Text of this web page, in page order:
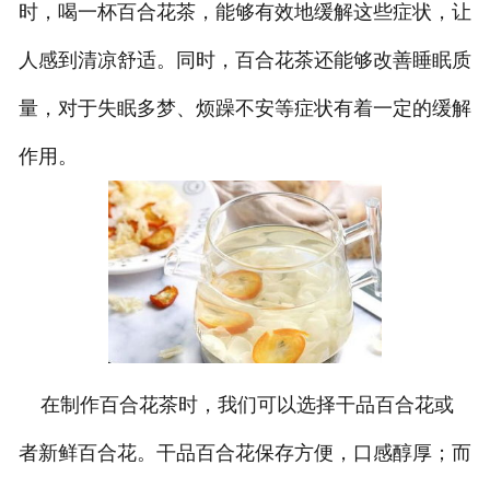
时，喝一杯百合花茶，能够有效地缓解这些症状，让
人感到清凉舒适。同时，百合花茶还能够改善睡眠质
量，对于失眠多梦、烦躁不安等症状有着一定的缓解
作用。
在制作百合花茶时，我们可以选择干品百合花或
者新鲜百合花。干品百合花保存方便，口感醇厚；而